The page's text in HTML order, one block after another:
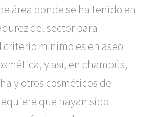
área donde se ha tenido en
del sector para
mínimo es en aseo
y así, en champús,
y otros cosméticos de
que hayan sido